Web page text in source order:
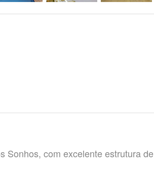
Sonhos, com excelente estrutura de